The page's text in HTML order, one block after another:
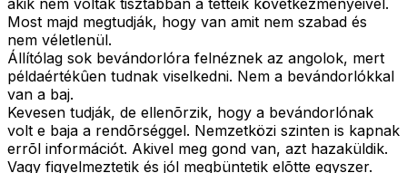
akik nem voltak tisztábban a tetteik következményeivel.
Most majd megtudják, hogy van amit nem szabad és
nem véletlenül.
Állítólag sok bevándorlóra felnéznek az angolok, mert
példaértékûen tudnak viselkedni. Nem a bevándorlókkal
van a baj.
Kevesen tudják, de ellenõrzik, hogy a bevándorlónak
volt e baja a rendõrséggel. Nemzetközi szinten is kapnak
errõl információt. Akivel meg gond van, azt hazaküldik.
Vagy figyelmeztetik és jól megbüntetik elõtte egyszer.